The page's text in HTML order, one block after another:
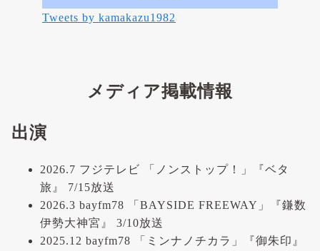
Tweets by kamakazu1982
メディア掲載情報
出演
2026.7 フジテレビ 「ノンストップ！」『ベタ
旅』 7/15放送
2026.3 bayfm78 「BAYSIDE FREEWAY」『鎌数
伊勢大神宮』 3/10放送
2025.12 bayfm78 「ミンナノチカラ」『御朱印』